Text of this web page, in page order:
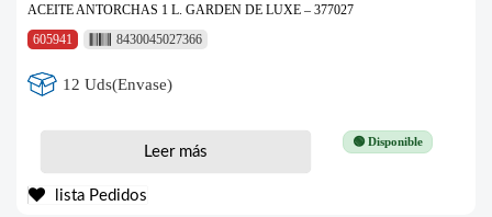
ACEITE ANTORCHAS 1 L. GARDEN DE LUXE – 377027
605941
8430045027366
12 Uds(Envase)
🟢 Disponible
Leer más
lista Pedidos